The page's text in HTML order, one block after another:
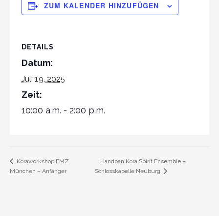
ZUM KALENDER HINZUFÜGEN
DETAILS
Datum:
Juli 19, 2025
Zeit:
10:00 a.m. - 2:00 p.m.
Koraworkshop FMZ
München – Anfänger
Handpan Kora Spirit Ensemble –
Schlosskapelle Neuburg